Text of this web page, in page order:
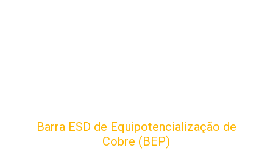
Barra ESD de Equipotencialização de
Cobre (BEP)